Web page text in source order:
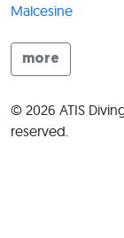
Malcesine
more
© 2026 ATIS
reserved.